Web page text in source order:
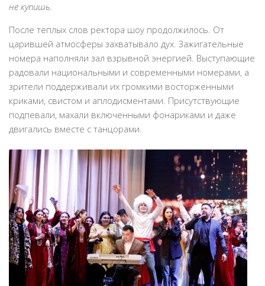
не купишь.
После теплых слов ректора шоу продолжилось. От
царившей атмосферы захватывало дух. Зажигательные
номера наполняли зал взрывной энергией. Выступающие
радовали национальными и современными номерами, а
зрители поддерживали их громкими восторженными
криками, свистом и аплодисментами. Присутствующие
подпевали, махали включенными фонариками и даже
двигались вместе с танцорами.